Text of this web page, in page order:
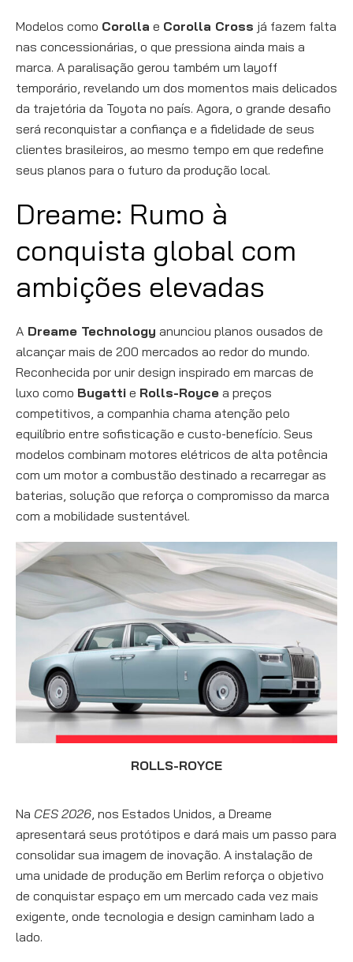
Modelos como Corolla e Corolla Cross já fazem falta
nas concessionárias, o que pressiona ainda mais a
marca. A paralisação gerou também um layoff
temporário, revelando um dos momentos mais delicados
da trajetória da Toyota no país. Agora, o grande desafio
será reconquistar a confiança e a fidelidade de seus
clientes brasileiros, ao mesmo tempo em que redefine
seus planos para o futuro da produção local.
Dreame: Rumo à
conquista global com
ambições elevadas
A Dreame Technology anunciou planos ousados de
alcançar mais de 200 mercados ao redor do mundo.
Reconhecida por unir design inspirado em marcas de
luxo como Bugatti e Rolls-Royce a preços
competitivos, a companhia chama atenção pelo
equilíbrio entre sofisticação e custo-benefício. Seus
modelos combinam motores elétricos de alta potência
com um motor a combustão destinado a recarregar as
baterias, solução que reforça o compromisso da marca
com a mobilidade sustentável.
ROLLS-ROYCE
Na CES 2026, nos Estados Unidos, a Dreame
apresentará seus protótipos e dará mais um passo para
consolidar sua imagem de inovação. A instalação de
uma unidade de produção em Berlim reforça o objetivo
de conquistar espaço em um mercado cada vez mais
exigente, onde tecnologia e design caminham lado a
lado.